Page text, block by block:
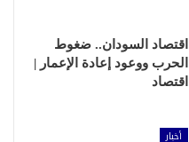
اقتصاد السودان.. ضغوط
الحرب ووعود إعادة الإعمار |
اقتصاد
أخبار